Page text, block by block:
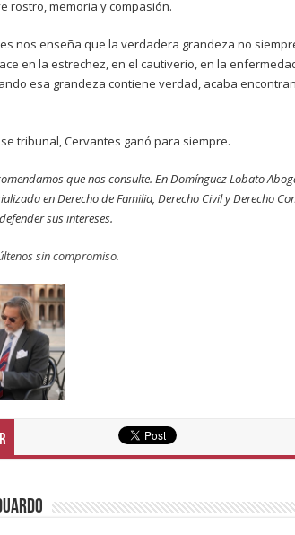
rostro, memoria y compasión.
nos enseña que la verdadera grandeza no
en la estrechez, en el cautiverio, en la
esa grandeza contiene verdad, acaba
tribunal, Cervantes ganó para siempre.
que nos consulte. En Domínguez Lobato
en Derecho de Familia, Derecho Civil y Derecho
sus intereses.
sin compromiso.